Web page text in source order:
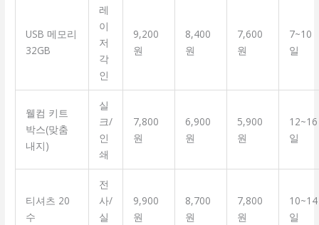
USB 메모리
32GB
레
이
저
각
인
9,200
원
8,400
원
7,600
원
7~10
일
웰컴 키트
박스(맞춤
내지)
실
크/
인
쇄
7,800
원
6,900
원
5,900
원
12~16
일
티셔츠 20
수
전
사/
실
9,900
원
8,700
원
7,800
원
10~14
일